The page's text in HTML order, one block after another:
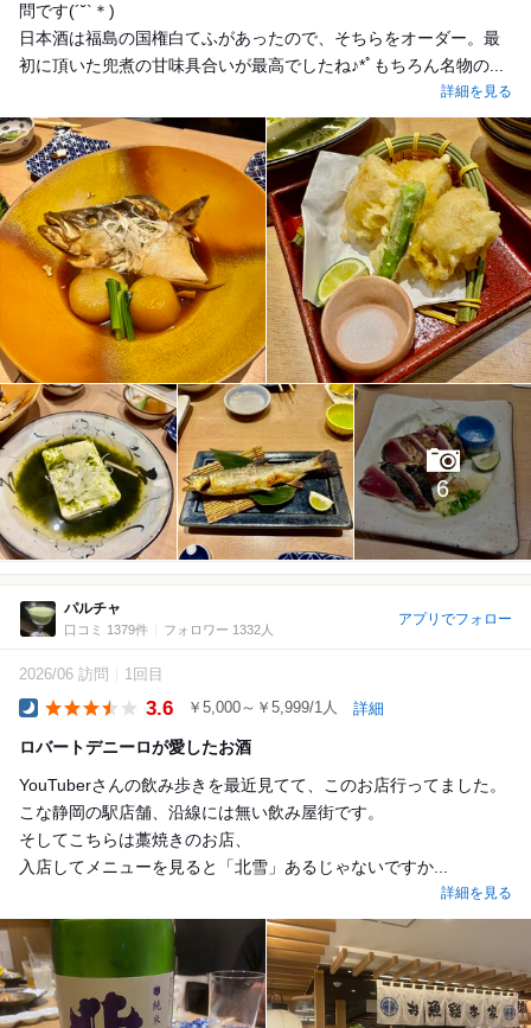
問です(´˘`＊)
日本酒は福島の国権白てふがあったので、そちらをオーダー。最
初に頂いた兜煮の甘味具合いが最高でしたね♪*ﾟもちろん名物の...
詳細を見る
6
パルチャ
口コミ 1379件 フォロワー 1332人
アプリでフォロー
2026/06 訪問 1回目
3.6 ￥5,000～￥5,999/1人 詳細
ロバートデニーロが愛したお酒
YouTuberさんの飲み歩きを最近見てて、このお店行ってました。
こな静岡の駅店舗、沿線には無い飲み屋街です。
そしてこちらは藁焼きのお店、
入店してメニューを見ると「北雪」あるじゃないですか...
詳細を見る